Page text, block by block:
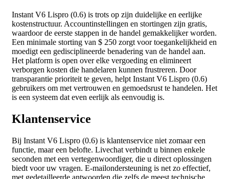
Instant V6 Lispro (0.6) is trots op zijn duidelijke en eerlijke
kostenstructuur. Accountinstellingen en stortingen zijn gratis,
waardoor de eerste stappen in de handel gemakkelijker worden.
Een minimale storting van $ 250 zorgt voor toegankelijkheid en
moedigt een gedisciplineerde benadering van de handel aan.
Het platform is open over elke vergoeding en elimineert
verborgen kosten die handelaren kunnen frustreren. Door
transparantie prioriteit te geven, helpt Instant V6 Lispro (0.6)
gebruikers om met vertrouwen en gemoedsrust te handelen. Het
is een systeem dat even eerlijk als eenvoudig is.
Klantenservice
Bij Instant V6 Lispro (0.6) is klantenservice niet zomaar een
functie, maar een belofte. Livechat verbindt u binnen enkele
seconden met een vertegenwoordiger, die u direct oplossingen
biedt voor uw vragen. E-mailondersteuning is net zo effectief,
met gedetailleerde antwoorden die zelfs de meest technische